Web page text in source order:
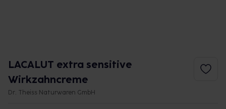
LACALUT extra sensitive
Wirkzahncreme
Dr. Theiss Naturwaren GmbH